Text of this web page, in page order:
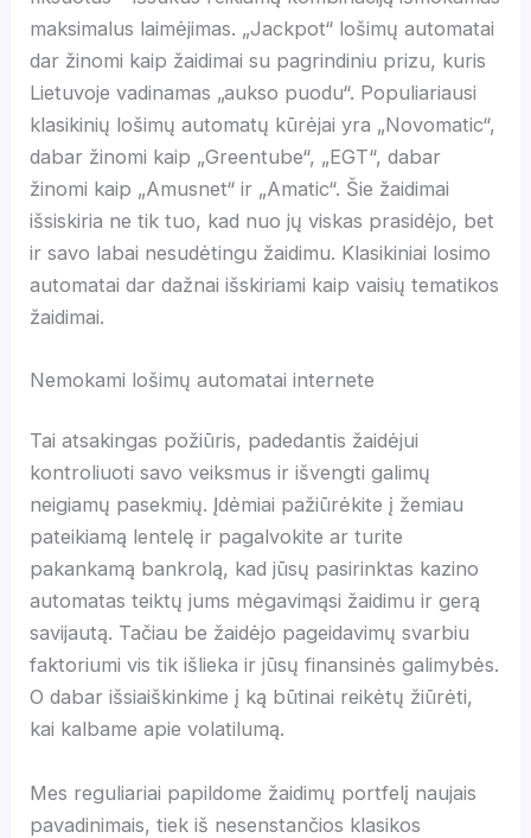
maksimalus laimėjimas. „Jackpot“ lošimų automatai
dar žinomi kaip žaidimai su pagrindiniu prizu, kuris
Lietuvoje vadinamas „aukso puodu“. Populiariausi
klasikinių lošimų automatų kūrėjai yra „Novomatic“,
dabar žinomi kaip „Greentube“, „EGT“, dabar
žinomi kaip „Amusnet“ ir „Amatic“. Šie žaidimai
išsiskiria ne tik tuo, kad nuo jų viskas prasidėjo, bet
ir savo labai nesudėtingu žaidimu. Klasikiniai losimo
automatai dar dažnai išskiriami kaip vaisių tematikos
žaidimai.
Nemokami lošimų automatai internete
Tai atsakingas požiūris, padedantis žaidėjui
kontroliuoti savo veiksmus ir išvengti galimų
neigiamų pasekmių. Įdėmiai pažiūrėkite į žemiau
pateikiamą lentelę ir pagalvokite ar turite
pakankamą bankrolą, kad jūsų pasirinktas kazino
automatas teiktų jums mėgavimąsi žaidimu ir gerą
savijautą. Tačiau be žaidėjo pageidavimų svarbiu
faktoriumi vis tik išlieka ir jūsų finansinės galimybės.
O dabar išsiaiškinkime į ką būtinai reikėtų žiūrėti,
kai kalbame apie volatilumą.
Mes reguliariai papildome žaidimų portfelį naujais
pavadinimais, tiek iš nesenstančios klasikos